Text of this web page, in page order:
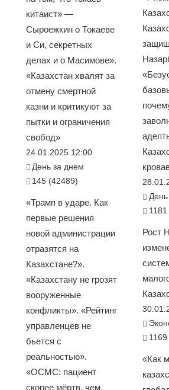
китаист» —
Сыроежкин о Токаеве
и Си, секретных
делах и о Масимове».
«Казахстан хвалят за
отмену смертной
казни и критикуют за
пытки и ограничения
свобод»
24.01.2025 12:00
День за днем
145 (42489)
«Трамп в ударе. Как
первые решения
новой администрации
отразятся на
Казахстане?».
«Казахстану не грозят
вооруженные
конфликты». «Рейтинг
управленцев не
бьется с
реальностью».
«ОСМС: пациент
скорее мёртв, чем
Рост
«Как